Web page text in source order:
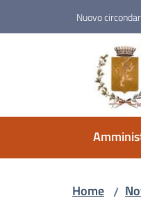
Nuovo
Home /